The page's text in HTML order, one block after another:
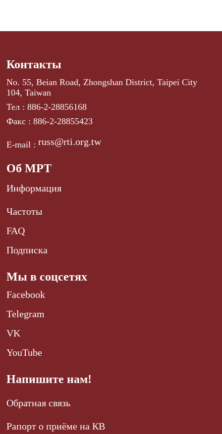
Контакты
No. 55, Beian Road, Zhongshan District, Taipei City
104, Taiwan
Тел : 886-2-28856168
Факс : 886-2-28855423
E-mail :russ@rti.org.tw
Об МРТ
Информация
Частоты
FAQ
Подписка
Мы в соцсетях
Facebook
Telegram
VK
YouTube
Напишите нам!
Обратная связь
Рапорт о приёме на КВ